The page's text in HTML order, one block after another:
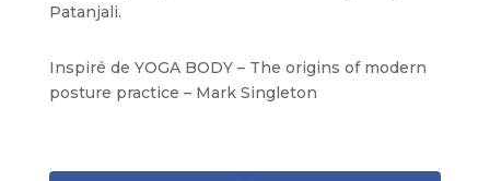
Patanjali.
Inspiré de YOGA BODY – The origins of modern
posture practice – Mark Singleton